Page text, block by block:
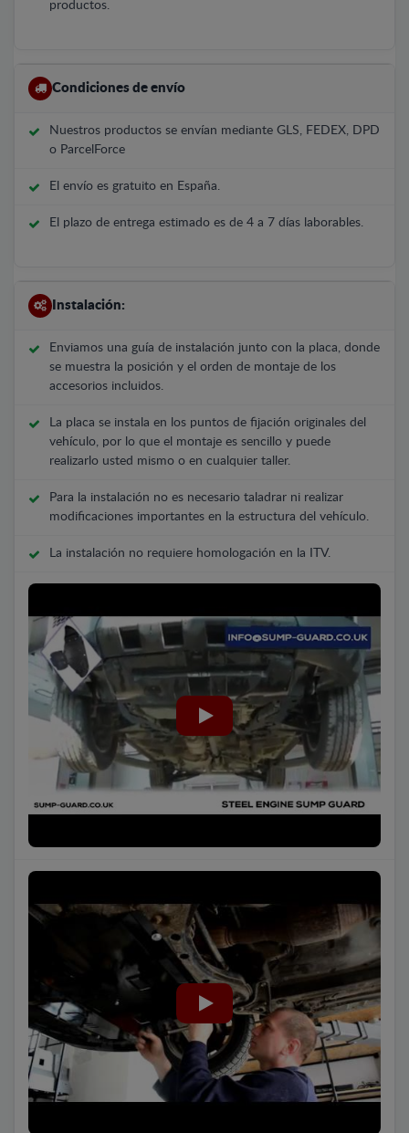
productos.
Condiciones de envío
Nuestros productos se envían mediante GLS, FEDEX, DPD
o ParcelForce
El envío es gratuito en España.
El plazo de entrega estimado es de 4 a 7 días laborables.
Instalación:
Enviamos una guía de instalación junto con la placa, donde
se muestra la posición y el orden de montaje de los
accesorios incluidos.
La placa se instala en los puntos de fijación originales del
vehículo, por lo que el montaje es sencillo y puede
realizarlo usted mismo o en cualquier taller.
Para la instalación no es necesario taladrar ni realizar
modificaciones importantes en la estructura del vehículo.
La instalación no requiere homologación en la ITV.